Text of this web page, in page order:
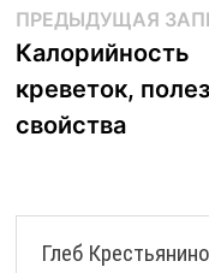
Навигация
по
записям
ПРЕДЫДУЩАЯ
Калорийность
креветок,
свойства
Глеб